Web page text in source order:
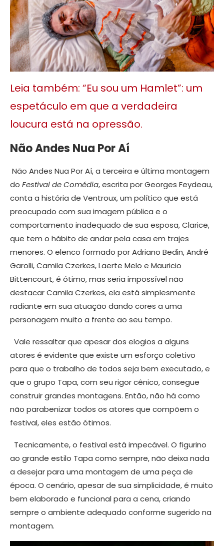
Leia também: “Eu sou um Hamlet”: um
espetáculo em que a verdadeira
loucura está na opressão.
Não Andes Nua Por Aí
Não Andes Nua Por Aí, a terceira e última montagem
do Festival de Comédia, escrita por Georges Feydeau,
conta a história de Ventroux, um político que está
preocupado com sua imagem pública e o
comportamento inadequado de sua esposa, Clarice,
que tem o hábito de andar pela casa em trajes
menores. O elenco formado por Adriano Bedin, André
Garolli, Camila Czerkes, Laerte Melo e Mauricio
Bittencourt, é ótimo, mas seria impossível não
destacar Camila Czerkes, ela está simplesmente
radiante em sua atuação dando cores a uma
personagem muito a frente ao seu tempo.
Vale ressaltar que apesar dos elogios a alguns
atores é evidente que existe um esforço coletivo
para que o trabalho de todos seja bem executado, e
que o grupo Tapa, com seu rigor cênico, consegue
construir grandes montagens. Então, não há como
não parabenizar todos os atores que compõem o
festival, eles estão ótimos.
Tecnicamente, o festival está impecável. O figurino
ao grande estilo Tapa como sempre, não deixa nada
a desejar para uma montagem de uma peça de
época. O cenário, apesar de sua simplicidade, é muito
bem elaborado e funcional para a cena, criando
sempre o ambiente adequado conforme sugerido na
montagem.